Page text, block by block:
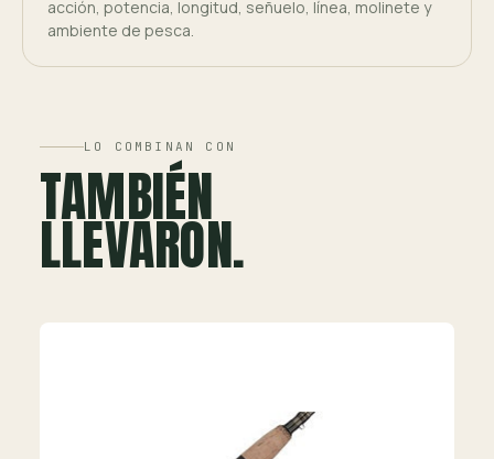
acción, potencia, longitud, señuelo, línea, molinete y
ambiente de pesca.
LO COMBINAN CON
TAMBIÉN
LLEVARON.